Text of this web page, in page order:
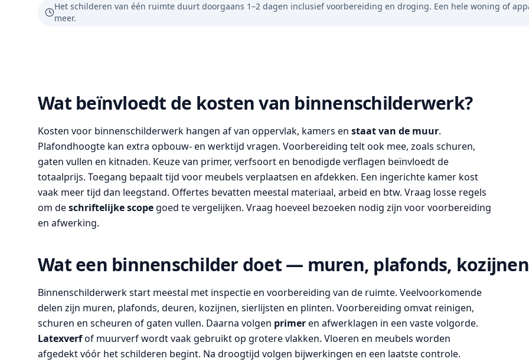
Het schilderen van één ruimte duurt doorgaans 1–2 dagen inclusief voorbereiding en droging. Een hele woning of
meer.
Wat beïnvloedt de kosten van binnenschilderwerk?
Kosten voor binnenschilderwerk hangen af van oppervlak, kamers en staat van de muur.
Plafondhoogte kan extra opbouw- en werktijd vragen. Voorbereiding telt ook mee, zoals schuren,
gaten vullen en kitnaden. Keuze van primer, verfsoort en benodigde verflagen beïnvloedt de
totaalprijs. Toegang bepaalt tijd voor meubels verplaatsen en afdekken. Een ingerichte kamer kost
vaak meer tijd dan leegstand. Offertes bevatten meestal materiaal, arbeid en btw. Vraag losse regels
om deschriftelijke scope goed te vergelijken. Vraag hoeveel bezoeken nodig zijn voor voorbereiding
en afwerking.
Wat een binnenschilder doet — muren, plafonds,
Binnenschilderwerk start meestal met inspectie en voorbereiding van de ruimte. Veelvoorkomende
delen zijn muren, plafonds, deuren, kozijnen, sierlijsten en plinten. Voorbereiding omvat reinigen,
schuren en scheuren of gaten vullen. Daarna volgen primeren afwerklagen in een vaste volgorde.
Latexverfof muurverf wordt vaak gebruikt op grotere vlakken. Vloeren en meubels worden
afgedekt vóór het schilderen begint. Na droogtijd volgen bijwerkingen en een laatste controle.